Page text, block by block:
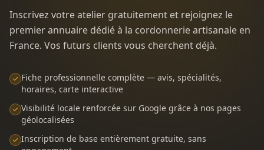
Inscrivez votre atelier gratuitement et rejoignez le
premier annuaire dédié à la cordonnerie artisanale en
France. Vos futurs clients vous cherchent déjà.
Fiche professionnelle complète — avis, spécialités,
horaires, carte interactive
Visibilité locale renforcée sur Google grâce à nos pages
géolocalisées
Inscription de base entièrement gratuite, sans